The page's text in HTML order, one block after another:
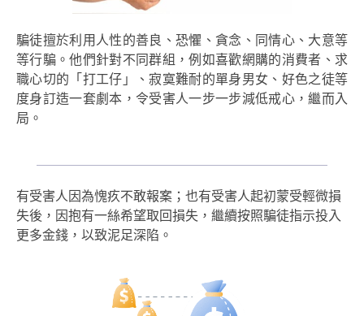
騙徒擅於利用人性的善良、恐懼、貪念、同情心、大意等
等行騙。他們針對不同群組，例如喜歡網購的消費者、求
職心切的「打工仔」、寂寞難耐的單身男女、好色之徒等
度身訂造一套劇本，令受害人一步一步減低戒心，繼而入
局。
有受害人因為愧疚不敢報案；也有受害人起初蒙受輕微損
失後，因抱有一絲希望取回損失，繼續按照騙徒指示投入
更多金錢，以致泥足深陷。